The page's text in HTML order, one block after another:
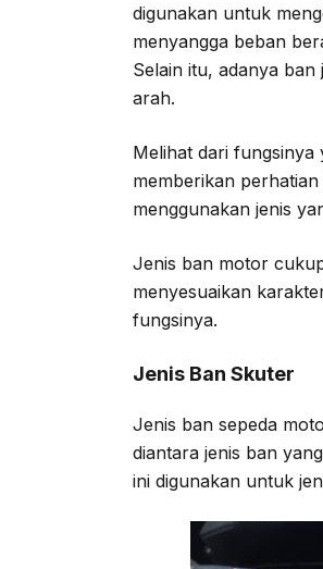
digunakan untuk
menyangga beban
Selain itu, adanya
arah.
Melihat dari
memberikan
menggunakan jenis
Jenis ban motor
menyesuaikan
fungsinya.
Jenis Ban Skuter
Jenis ban sepeda
diantara jenis ban
ini digunakan untuk